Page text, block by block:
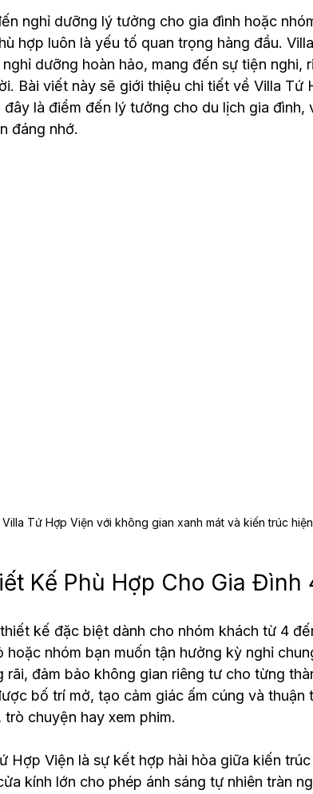
nghỉ dưỡng lý tưởng cho gia đình hoặc
hợp luôn là yếu tố quan trọng hàng đầu.
dưỡng hoàn hảo, mang đến sự tiện nghi,
Bài viết này sẽ giới thiệu chi tiết về Villa Tứ
là điểm đến lý tưởng cho du lịch gia đình,
đáng nhớ.
Tứ Hợp Viện với không gian xanh mát và kiến trúc
Kế Phù Hợp Cho Gia Đình
kế đặc biệt dành cho nhóm khách từ 4
hoặc nhóm bạn muốn tận hưởng kỳ nghỉ
đảm bảo không gian riêng tư cho từng
bố trí mở, tạo cảm giác ấm cúng và thuận
chuyện hay xem phim.
Hợp Viện là sự kết hợp hài hòa giữa kiến
kính lớn cho phép ánh sáng tự nhiên tràn